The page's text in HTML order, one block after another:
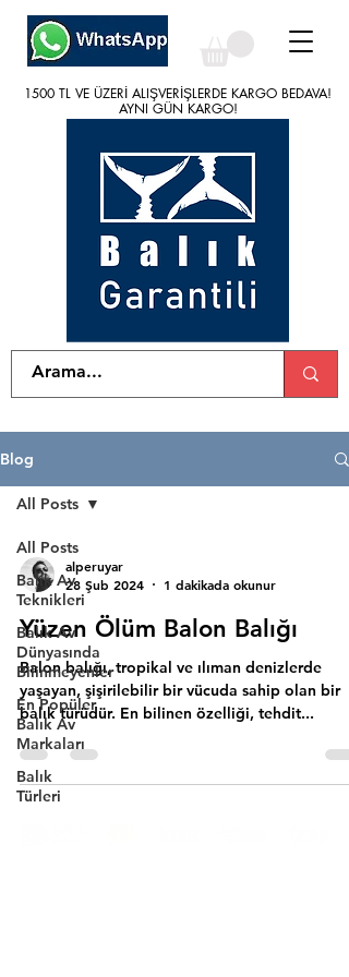
1500 TL VE ÜZERİ ALIŞVERİŞLERDE KARGO BEDAVA!
AYNI GÜN KARGO!
1500 TL VE ÜZERİ ALIŞVERİŞLERDE KARGO BEDAVA!
AYNI GÜN KARGO!
Blog
All Posts
Balık Av
Teknikleri
Balık Av
Dünyasında
Bilinmeyenler
En Popüler
Balık Av
Markaları
Balık
Türleri
All Posts
alperuyar
28 Şub 2024
1 dakikada okunur
Yüzen Ölüm Balon Balığı
Balon balığı, tropikal ve ılıman denizlerde
yaşayan, şişirilebilir bir vücuda sahip olan bir
balık türüdür. En bilinen özelliği, tehdit...